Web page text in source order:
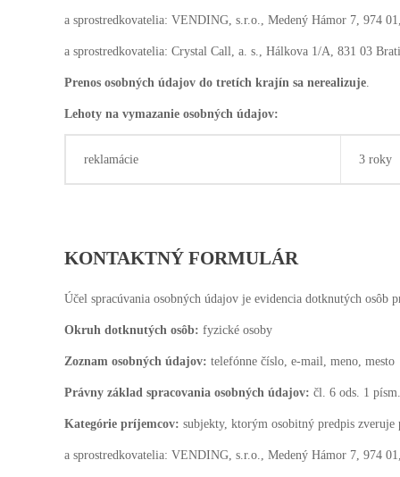
a sprostredkovatelia: VENDING, s.r.o., Medený Hámor 7, 974
a sprostredkovatelia: Crystal Call, a. s., Hálkova 1/A, 831 03
Prenos osobných údajov do tretích krajín sa nerealizuje.
Lehoty na vymazanie osobných údajov:
reklamácie 3 roky
KONTAKTNÝ FORMULÁR
Účel spracúvania osobných údajov je evidencia dotknutých osôb
Okruh dotknutých osôb: fyzické osoby
Zoznam osobných údajov: telefónne číslo, e-mail, meno, mesto
Právny základ spracovania osobných údajov: čl. 6 ods. 1
Kategórie príjemcov: subjekty, ktorým osobitný predpis
a sprostredkovatelia: VENDING, s.r.o., Medený Hámor 7, 974